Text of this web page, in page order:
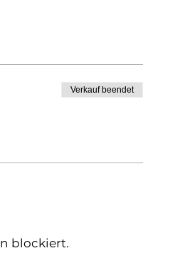
Verkauf beendet
blockiert.